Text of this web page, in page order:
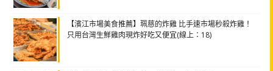
【濱江市場美食推薦】珮慈的炸雞 比手速市場秒殺炸雞！
只用台灣生鮮雞肉現炸好吃又便宜(線上：18)